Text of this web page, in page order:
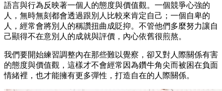
語言與行為反映著一個人的態度與價值觀。一個競爭心強的
人，無時無刻都會透過跟別人比較來肯定自己；一個自卑的
人，經常會將別人的稱讚扭曲成貶抑。不管他們多麼努力讓自
己顯得不在意別人的成就與評價，內心依舊很煎熬。
我們要開始練習調整內在那些難以覺察，卻又對人際關係有害
的態度與價值觀，這樣才不會經常因為鑽牛角尖而被困在負面
情緒裡，也才能擁有更多彈性，打造自在的人際關係。